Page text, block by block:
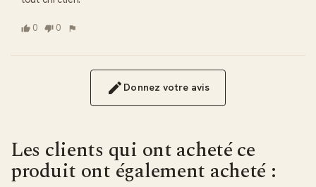
0 0
Donnez votre avis
Les clients qui ont acheté ce
produit ont également acheté :